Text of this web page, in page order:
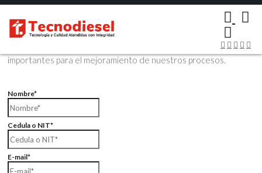
Contáctenos Vía Email
Envíenos sus datos con sus comentarios, sus opiniones son muy
importantes para el mejoramiento de nuestros procesos.
Nombre*
Cedula o NIT*
E-mail*